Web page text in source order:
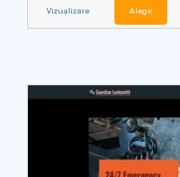
Vizualizare Alege